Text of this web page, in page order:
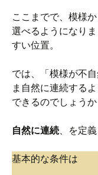
ここまでで、模様
選べるようになり
すい位置。
では、「模様が不
ま自然に連続する
できるのでしょうか
自然に連続 、を定
基本的な条件は